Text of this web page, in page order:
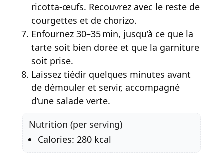
ricotta-œufs. Recouvrez avec le reste de
courgettes et de chorizo.
Enfournez 30–35 min, jusqu’à ce que la
tarte soit bien dorée et que la garniture
soit prise.
Laissez tiédir quelques minutes avant
de démouler et servir, accompagné
d’une salade verte.
Nutrition (per serving)
Calories: 280 kcal